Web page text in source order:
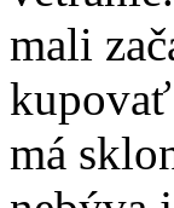
mali
má